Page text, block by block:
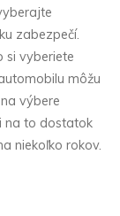
zabezpečí.
si vyberiete
môžu
výbere
na to dostatok
niekoľko rokov.